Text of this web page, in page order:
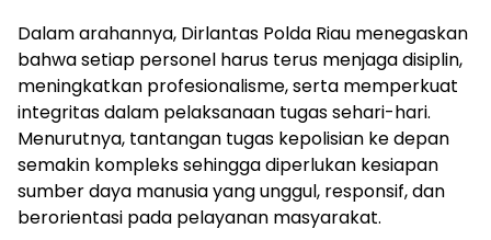
Dalam arahannya, Dirlantas Polda Riau menegaskan
bahwa setiap personel harus terus menjaga disiplin,
meningkatkan profesionalisme, serta memperkuat
integritas dalam pelaksanaan tugas sehari-hari.
Menurutnya, tantangan tugas kepolisian ke depan
semakin kompleks sehingga diperlukan kesiapan
sumber daya manusia yang unggul, responsif, dan
berorientasi pada pelayanan masyarakat.